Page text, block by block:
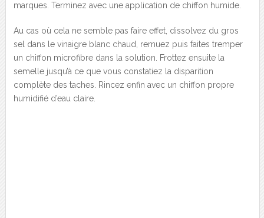
marques. Terminez avec une application de chiffon humide.
Au cas où cela ne semble pas faire effet, dissolvez du gros
sel dans le vinaigre blanc chaud, remuez puis faites tremper
un chiffon microfibre dans la solution. Frottez ensuite la
semelle jusqu’à ce que vous constatiez la disparition
complète des taches. Rincez enfin avec un chiffon propre
humidifié d’eau claire.